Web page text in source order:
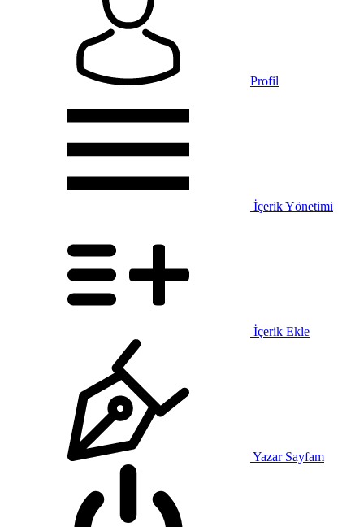
Profil
İçerik Yönetimi
İçerik Ekle
Yazar Sayfam